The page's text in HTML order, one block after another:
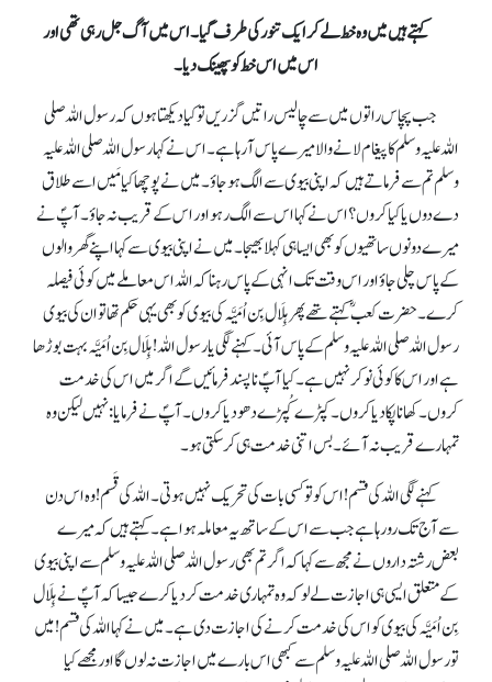
کہتے ہیں میں وہ خط لے کر ایک تنور کی طرف گیا۔ اس میں آگ جل رہی تھی اور
اس میں اس خط کو پھینک دیا۔
جب پچاس راتوں میں سے چالیس راتیں گزریں تو کیا دیکھتا ہوں کہ رسول اللہ صلی
اللہ علیہ وسلم کا پیغام لانے والا میرے پاس آ رہا ہے۔ اس نے کہا رسول اللہ صلی اللہ علیہ
وسلم تم سے فرماتے ہیں کہ اپنی بیوی سے الگ ہوجاؤ۔ میں نے پوچھا کیا مَیں اسے طلاق
دے دوں یا کیا کروں؟ اس نے کہا اس سے الگ رہو اور اس کے قریب نہ جاؤ۔ آپؐ نے
میرے دونوں ساتھیوں کو بھی ایسا ہی کہلا بھیجا۔ میں نے اپنی بیوی سے کہا اپنے گھر والوں
کے پاس چلی جاؤ اور اس وقت تک انہی کے پاس رہنا کہ اللہ اس معاملے میں کوئی فیصلہ
کرے۔ حضرت کعبؓ کہتے تھے پھر ہِلَال بِن اُمَیَّہ کی بیوی کو بھی یہی حکم تھا تو ان کی بیوی
رسول اللہ صلی اللہ علیہ وسلم کے پاس آئی۔ کہنے لگی یا رسول اللہ! ہِلَال بِن اُمَیَّہ بہت بوڑھا
ہے اور اس کا کوئی نوکر نہیں ہے۔ کیا آپؐ ناپسند فرمائیں گے اگر میں اس کی خدمت
کروں۔ کھانا پکا دیا کروں۔ کپڑے کُپڑےدھو دیا کروں۔ آپؐ نے فرمایا: نہیں لیکن وہ
تمہارے قریب نہ آئے۔ بس اتنی خدمت ہی کرسکتی ہو۔
کہنے لگی اللہ کی قسم !اس کو تو کسی بات کی تحریک نہیں ہوتی۔ اللہ کی قَسم! وہ اس دن
سے آج تک رو رہا ہے جب سے اس کے ساتھ یہ معاملہ ہوا ہے۔ کہتے ہیں کہ میرے
بعض رشتہ داروں نے مجھ سے کہا کہ اگر تم بھی رسول اللہ صلی اللہ علیہ وسلم سے اپنی بیوی
کے متعلق ایسی ہی اجازت لے لو کہ وہ تمہاری خدمت کردیا کرے جیسا کہ آپؐ نے ہِلَال
بِن اُمَیَّہ کی بیوی کو اس کی خدمت کرنے کی اجازت دی ہے۔ میں نے کہا اللہ کی قسم !میں
تو رسول اللہ صلی اللہ علیہ وسلم سے کبھی اس بارے میں اجازت نہ لوں گااور مجھے کیا